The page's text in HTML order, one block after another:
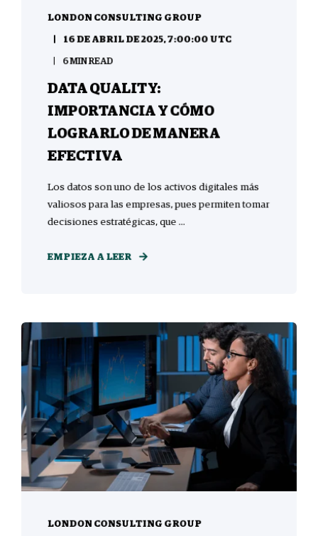
LONDON CONSULTING GROUP
16 DE ABRIL DE 2025, 7:00:00 UTC
6 MIN READ
DATA QUALITY:
IMPORTANCIA Y CÓMO
LOGRARLO DE MANERA
EFECTIVA
Los datos son uno de los activos digitales más
valiosos para las empresas, pues permiten tomar
decisiones estratégicas, que ...
EMPIEZA A LEER
LONDON CONSULTING GROUP